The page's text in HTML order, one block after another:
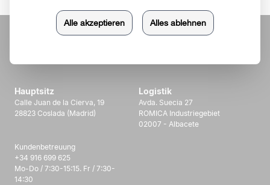
Hauptsitz
Calle Juan de la Cierva, 19
28823 Coslada (Madrid)
Logistik
Avda. Suecia 27
ROMICA Industriegebiet
02007 - Albacete
Kundenbetreuung
+34 916 699 625
Mo-Do / 7:30-15:15. Fr / 7:30-
14:30